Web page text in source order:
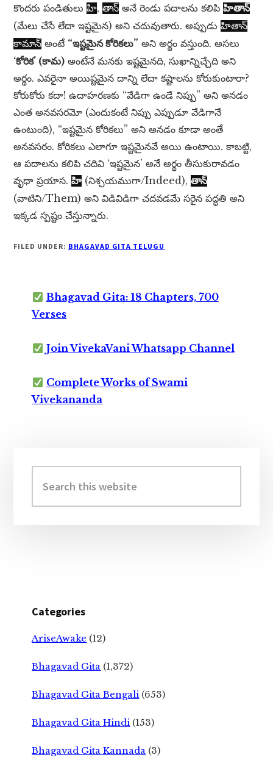
కొందరు పండితులుహి,తాన్ అనే రెండు పదాలను కలిపిహితాన్
(మేలు చేసే లేదా ఇష్టమైన) అని చదువుతారు. అప్పుడుహితాన్
కామాన్ అంటే “ఇష్టమైన కోరికలు” అని అర్థం వస్తుంది. అసలు
‘కోరిక’ (కామ) అంటేనే మనకు ఇష్టమైనది, సుఖాన్నిచ్చేది అని
అర్థం. ఎవరైనా అయిష్టమైన దాన్ని లేదా కష్టాలను కోరుకుంటారా?
కోరుకోరు కదా! ఉదాహరణకు “వేడిగా ఉండే నిప్పు” అని అనడం
ఎంత అనవసరమో (ఎందుకంటే నిప్పు ఎప్పుడూ వేడిగానే
ఉంటుంది), “ఇష్టమైన కోరికలు” అని అనడం కూడా అంతే
అనవసరం. కోరికలు ఎలాగూ ఇష్టమైనవే అయి ఉంటాయి. కాబట్టి,
ఆ పదాలను కలిపి చదివి ‘ఇష్టమైన’ అనే అర్థం తీసుకురావడం
వృధా ప్రయాస.హి (నిశ్చయముగా/Indeed),తాన్
(వాటిని/Them) అని విడివిడిగా చదవడమే సరైన పద్ధతి అని
ఇక్కడ స్పష్టం చేస్తున్నారు.
FILED UNDER: BHAGAVAD GITA TELUGU
Bhagavad Gita: 18 Chapters, 700
Verses
Join VivekaVani Whatsapp Channel
Complete Works of Swami
Vivekananda
Sidebar
this
website
Categories
AriseAwake (12)
Bhagavad Gita (1,372)
Bhagavad Gita Bengali (653)
Bhagavad Gita Hindi (153)
Bhagavad Gita Kannada (3)